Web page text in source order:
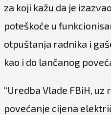
za koji kažu da je
poteškoće u
otpuštanja radnika i
kao i do lančanog
“Uredba Vlade FBiH,
povećanje cijena